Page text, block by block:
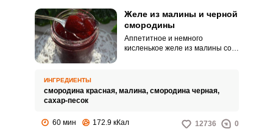
Желе из малины и черной
смородины
Аппетитное и немного
кисленькое желе из малины со
сочетается с блинчиками,
оладьями, пирогами.
ИНГРЕДИЕНТЫ
смородина красная, малина, смородина черная,
сахар-песок
60 мин 172.9 кКал 12736 0
Запомнить меня